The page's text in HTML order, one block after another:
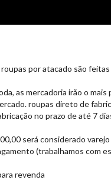
por atacado são
as mercadoria irão o
roupas direto de
no prazo de até 7
será considerado
(trabalhamos
revenda